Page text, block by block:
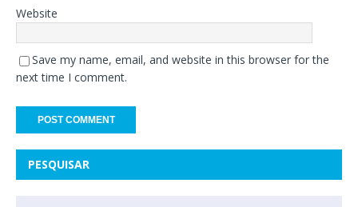
Website
Save my name, email, and website in this browser for the
next time I comment.
PESQUISAR